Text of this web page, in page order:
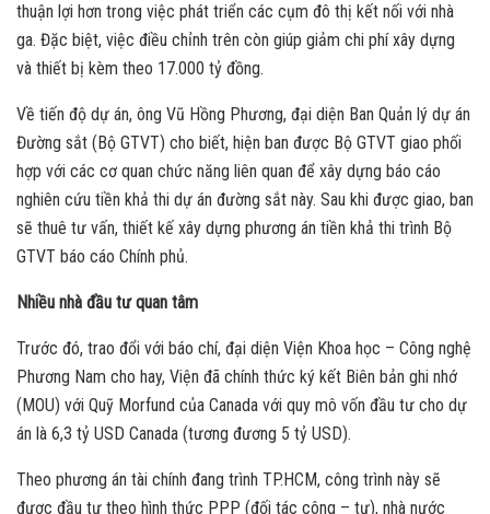
thuận lợi hơn trong việc phát triển các cụm đô thị kết nối với nhà
ga. Đặc biệt, việc điều chỉnh trên còn giúp giảm chi phí xây dựng
và thiết bị kèm theo 17.000 tỷ đồng.
Về tiến độ dự án, ông Vũ Hồng Phương, đại diện Ban Quản lý dự án
Đường sắt (Bộ GTVT) cho biết, hiện ban được Bộ GTVT giao phối
hợp với các cơ quan chức năng liên quan để xây dựng báo cáo
nghiên cứu tiền khả thi dự án đường sắt này. Sau khi được giao, ban
sẽ thuê tư vấn, thiết kế xây dựng phương án tiền khả thi trình Bộ
GTVT báo cáo Chính phủ.
Nhiều nhà đầu tư quan tâm
Trước đó, trao đổi với báo chí, đại diện Viện Khoa học – Công nghệ
Phương Nam cho hay, Viện đã chính thức ký kết Biên bản ghi nhớ
(MOU) với Quỹ Morfund của Canada với quy mô vốn đầu tư cho dự
án là 6,3 tỷ USD Canada (tương đương 5 tỷ USD).
Theo phương án tài chính đang trình TP.HCM, công trình này sẽ
được đầu tư theo hình thức PPP (đối tác công – tư), nhà nước